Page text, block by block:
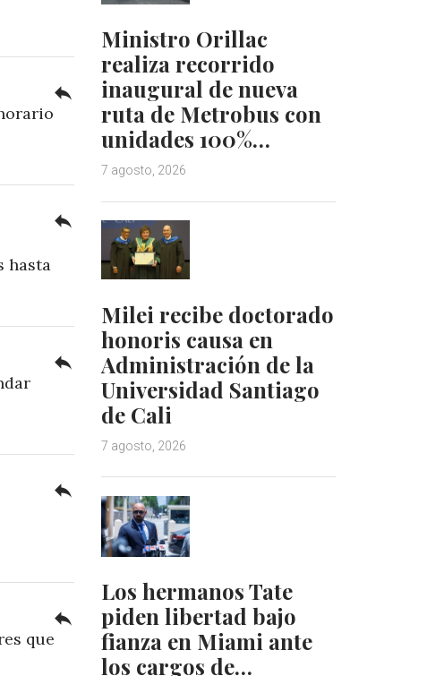
reply
hasta
reply
reply
reply
que
reply
Ministro Orillac
realiza recorrido
inaugural de nueva
ruta de Metrobus con
unidades 100%…
7 agosto, 2026
Milei recibe doctorado
honoris causa en
Administración de la
Universidad Santiago
de Cali
7 agosto, 2026
Los hermanos Tate
piden libertad bajo
fianza en Miami ante
los cargos de…